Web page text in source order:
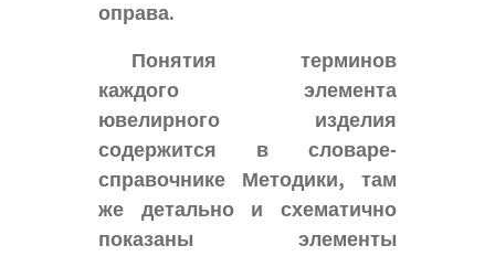
оправа.
Понятия терминов
каждого элемента
ювелирного изделия
содержится в словаре-
справочнике Методики, там
же детально и схематично
показаны элементы